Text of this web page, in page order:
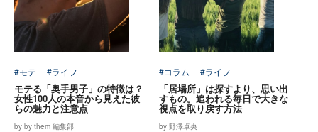
#モテ #ライフ
モテる「奥手男子」の特徴は？
女性100人の本音から見えた彼
らの魅力と注意点
by by them 編集部
#コラム #ライフ
「居場所」は探すより、思い出
すもの。追われる毎日で大きな
視点を取り戻す方法
by 野澤卓央